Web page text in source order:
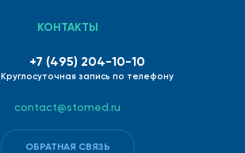
КОНТАКТЫ
+7 (495) 204-10-10
Круглосуточная запись по телефону
contact@stomed.ru
ОБРАТНАЯ СВЯЗЬ